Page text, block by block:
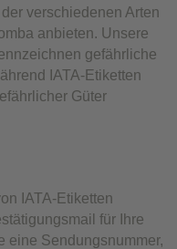
verschiedenen Arten
anbieten. Unsere
gefährliche
IATA-Etiketten
Güter
IATA-Etiketten
für Ihre
eine Sendungsnummer,